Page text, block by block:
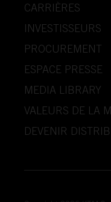
CARRIÈRES
INVESTISSEURS
PROCUREMENT
ESPACE PRESSE
MEDIA LIBRARY
VALEURS DE LA
DEVENIR